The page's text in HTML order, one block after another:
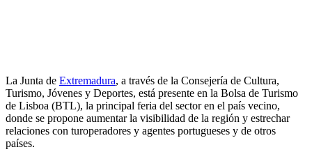
La Junta de Extremadura, a través de la Consejería de Cultura,
Turismo, Jóvenes y Deportes, está presente en la Bolsa de Turismo
de Lisboa (BTL), la principal feria del sector en el país vecino,
donde se propone aumentar la visibilidad de la región y estrechar
relaciones con turoperadores y agentes portugueses y de otros
países.